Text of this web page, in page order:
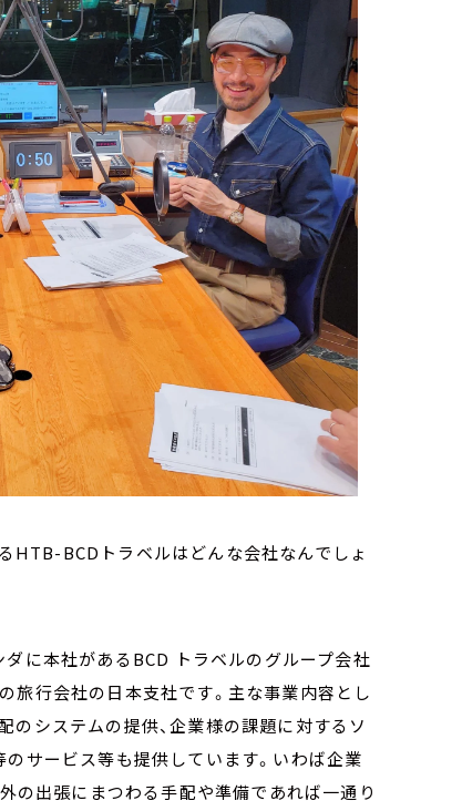
るHTB-BCDトラベルはどんな会社なんでしょ
ダに本社があるBCD トラベルのグループ会社
旅行会社の日本支社です。主な事業内容とし
のシステムの提供、企業様の課題に対するソ
のサービス等も提供しています。いわば企業
の出張にまつわる手配や準備であれば一通り